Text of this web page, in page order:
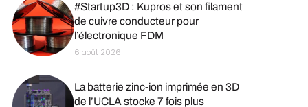
#Startup3D : Kupros et son filament
de cuivre conducteur pour
l’électronique FDM
6 août 2026
La batterie zinc-ion imprimée en 3D
de l’UCLA stocke 7 fois plus